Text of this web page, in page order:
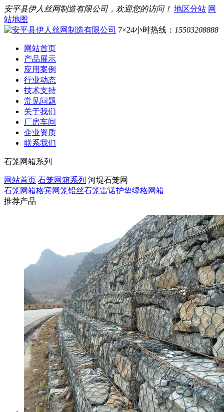
安平县伊人丝网制造有限公司，欢迎您的访问！ 地区分站 网
站地图
7×24小时热线： 15503208888
网站首页
产品展示
应用案例
行业动态
技术支持
常见问题
关于我们
厂房车间
企业资质
联系我们
石笼网箱系列
网站首页 石笼网箱系列 河堤石笼网
石笼网箱格宾网笼铅丝石笼雷诺护垫绿格网箱
推荐产品